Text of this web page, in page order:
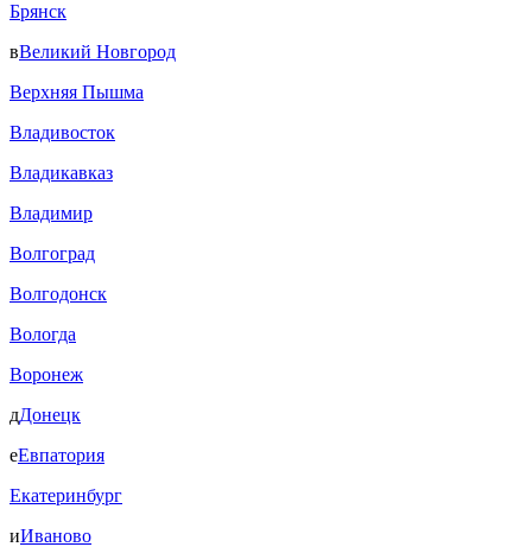
Брянск
вВеликий Новгород
Верхняя Пышма
Владивосток
Владикавказ
Владимир
Волгоград
Волгодонск
Вологда
Воронеж
дДонецк
еЕвпатория
Екатеринбург
иИваново